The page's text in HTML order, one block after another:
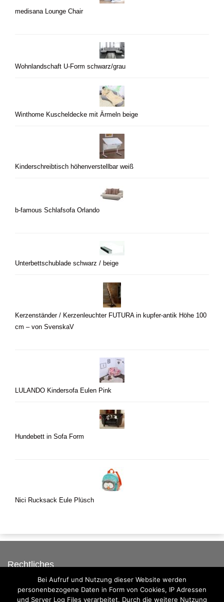
medisana Lounge Chair
Wohnlandschaft U-Form schwarz/grau
Winthome Kuscheldecke mit Ärmeln beige
Kinderschreibtisch höhenverstellbar weiß
b-famous Schlafsofa Orlando
Unterbettschublade schwarz / beige
Kerzenständer / Kerzenleuchter FUTURA in kupfer-antik Höhe 100
cm – von SvenskaV
LULANDO Kindersofa Eulen Pink
Hundebett in Sofa Form
Nici Rucksack Eule Plüsch
Rechtliches
Auf dieser Seite werben
Datenschutzerklärung
Bei Aufruf und Nutzung dieser Website werden
personenbezogene Daten in Form von Cookies, IP Adressen
und Server Log Files verarbeitet. Durch die weitere Nutzung